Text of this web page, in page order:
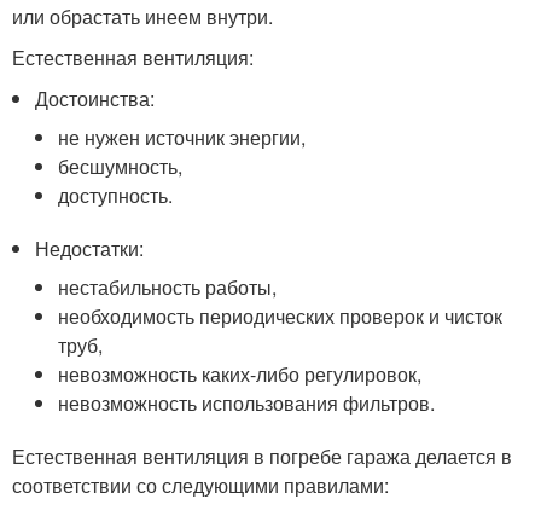
или обрастать инеем внутри.
Естественная вентиляция:
Достоинства:
не нужен источник энергии,
бесшумность,
доступность.
Недостатки:
нестабильность работы,
необходимость периодических проверок и чисток
труб,
невозможность каких-либо регулировок,
невозможность использования фильтров.
Естественная вентиляция в погребе гаража делается в
соответствии со следующими правилами: